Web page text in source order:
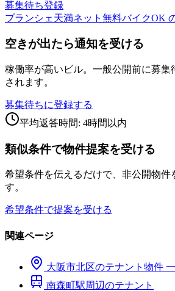
募集待ち登録
ブランシェ天満ネット無料バイクOK
空きが出たら通知を受ける
稼働率が高いビル。一般公開前に募集
されます。
募集待ちに登録する
平均返答時間: 4時間以内
類似条件で物件提案を受ける
希望条件を伝えるだけで、非公開物件
す。
希望条件で提案を受ける
関連ページ
大阪市北区のテナント物件
南森町駅周辺のテナント